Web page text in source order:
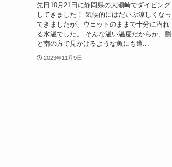
先日10月21日に静岡県の大瀬崎でダイビング
してきました！ 気候的にはだいぶ涼しくなっ
てきましたが、ウェットのままで十分に潜れ
る水温でした。 そんな温い温度だからか、割
と南の方で見かけるような魚にも遭...
2023年11月9日